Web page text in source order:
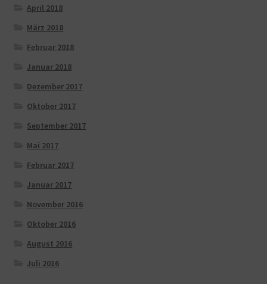
April 2018
März 2018
Februar 2018
Januar 2018
Dezember 2017
Oktober 2017
September 2017
Mai 2017
Februar 2017
Januar 2017
November 2016
Oktober 2016
August 2016
Juli 2016